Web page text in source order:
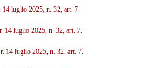
14 luglio 2025, n. 32, art. 7.
14 luglio 2025, n. 32, art. 7.
14 luglio 2025, n. 32, art. 7.